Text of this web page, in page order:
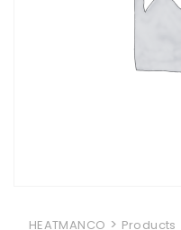
HEATMANCO > Products